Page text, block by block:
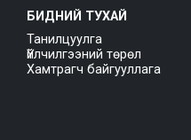
БИДНИЙ ТУХАЙ
Танилцуулга
Үйлчилгээний төрөл
Хамтрагч байгууллага